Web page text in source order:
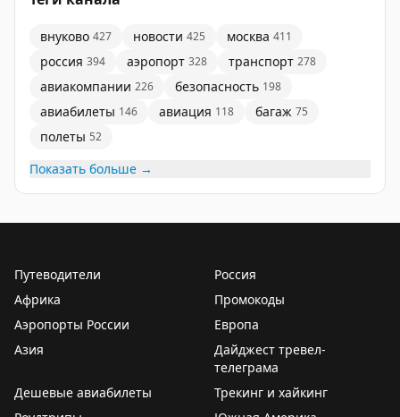
Российские пловцы участвовали в соревнованиях с
флагом и гимном.
Поздравляем ребят! Желаем новых побед!
#Внуковоаэропортчемпионов
внуково 427 новости 425 москва 411
россия 394 аэропорт 328 транспорт 278
авиакомпании 226 безопасность 198
авиабилеты 146 авиация 118 багаж 75
полеты 52
Показать больше →
Путеводители
Россия
Африка
Промокоды
Аэропорты России
Европа
Азия
Дайджест тревел-
телеграма
Дешевые авиабилеты
Трекинг и хайкинг